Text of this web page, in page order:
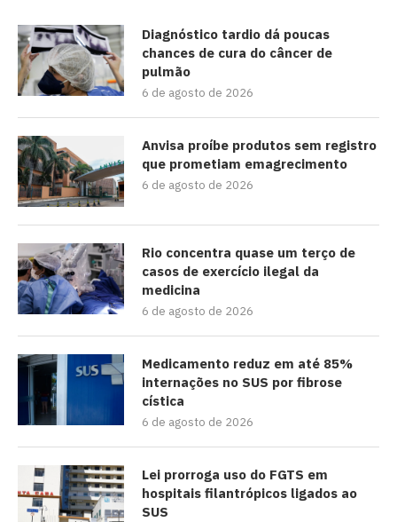
Diagnóstico tardio dá poucas
chances de cura do câncer de
pulmão
6 de agosto de 2026
Anvisa proíbe produtos sem registro
que prometiam emagrecimento
6 de agosto de 2026
Rio concentra quase um terço de
casos de exercício ilegal da
medicina
6 de agosto de 2026
Medicamento reduz em até 85%
internações no SUS por fibrose
cística
6 de agosto de 2026
Lei prorroga uso do FGTS em
hospitais filantrópicos ligados ao
SUS